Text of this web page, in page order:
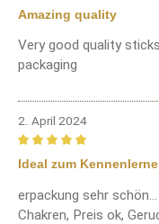
Bewertung mit 5 von 5
Amazing quality
Very good quality
packaging
2. April 2024
Bewertung mit 5 von 5
Ideal zum
erpackung sehr
Chakren, Preis ok,